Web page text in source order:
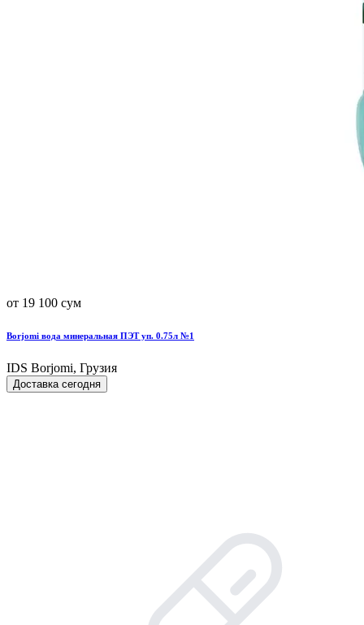
от 19 100 сум
Borjomi вода минеральная ПЭТ уп. 0.75л №1
IDS Borjomi, Грузия
Доставка сегодня